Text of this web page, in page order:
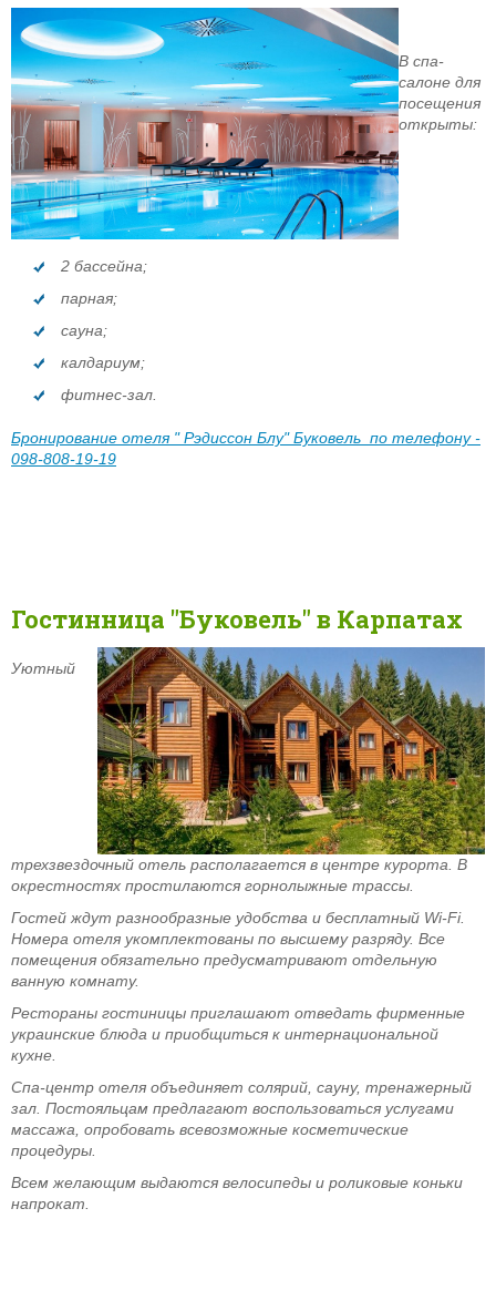
В спа-
салоне для
посещения
открыты:
2 бассейна;
парная;
сауна;
калдариум;
фитнес-зал.
Бронирование отеля " Рэдиссон Блу" Буковель по телефону -
098-808-19-19
Гостинница "Буковель" в Карпатах
Уютный
трехзвездочный отель располагается в центре курорта. В
окрестностях простилаются горнолыжные трассы.
Гостей ждут разнообразные удобства и бесплатный Wi-Fi.
Номера отеля укомплектованы по высшему разряду. Все
помещения обязательно предусматривают отдельную
ванную комнату.
Рестораны гостиницы приглашают отведать фирменные
украинские блюда и приобщиться к интернациональной
кухне.
Спа-центр отеля объединяет солярий, сауну, тренажерный
зал. Постояльцам предлагают воспользоваться услугами
массажа, опробовать всевозможные косметические
процедуры.
Всем желающим выдаются велосипеды и роликовые коньки
напрокат.